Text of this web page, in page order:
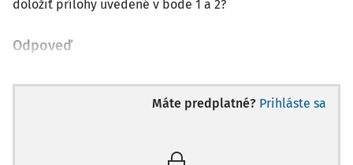
doložiť prílohy uvedené v bode 1 a 2?
Odpoveď
Máte predplatné? Prihláste sa